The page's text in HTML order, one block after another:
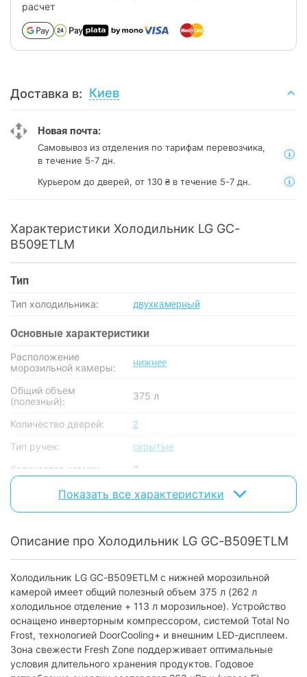
расчет
Доставка в: Киев
Новая почта:
Самовывоз из отделения по тарифам перевозчика,
в течение 5-7 дн.
Курьером до дверей, от 130 ₴ в течение 5-7 дн.
Характеристики Холодильник LG GC-
B509ETLM
Тип
Тип холодильника: двухкамерный
Основные характеристики
Расположение
морозильной камеры:
нижнее
Общий объем
(полезный):
375 л
Количество дверей: 2
Тип ручек: скрытые
Количество камер: 2
Наличие No Frost:
No Frost: холодильная +
морозильная камера
Автономное сохранение
холода:
Климатический класс:
T
Хладагент:
R600a
Компрессор
Количество
компрессоров:
1
Показать все характеристики
Описание про Холодильник LG GC-B509ETLM
Холодильник LG GC-B509ETLM с нижней морозильной
камерой имеет общий полезный объем 375 л (262 л
холодильное отделение + 113 л морозильное). Устройство
оснащено инверторным компрессором, системой Total No
Frost, технологией DoorCooling+ и внешним LED-дисплеем.
Зона свежести Fresh Zone поддерживает оптимальные
условия длительного хранения продуктов. Годовое